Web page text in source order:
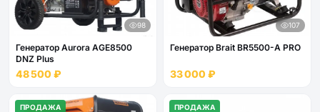
98
Генератор Aurora AGE8500
DNZ Plus
48 500 ₽
107
Генератор Brait BR5500-A PRO
33 000 ₽
ПРОДАЖА ПРОДАЖА